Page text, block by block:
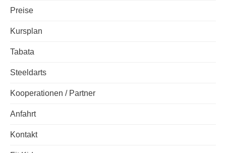
Preise
Kursplan
Tabata
Steeldarts
Kooperationen / Partner
Anfahrt
Kontakt